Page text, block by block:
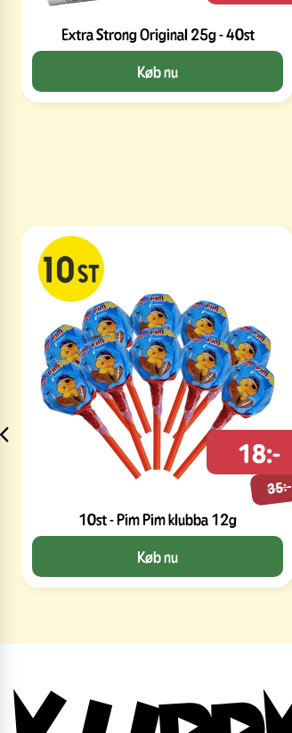
Extra Strong Original 25g - 40st
Køb nu
10st - Pim Pim klubba 12g
35:-
18:-
Køb nu